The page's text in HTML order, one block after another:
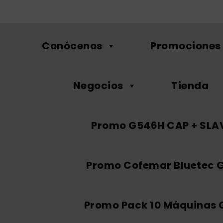
Conócenos Promociones
Negocios Tienda
Promo G546H CAP +
Promo Cofemar Bluetec
Promo Pack 10 Máquinas